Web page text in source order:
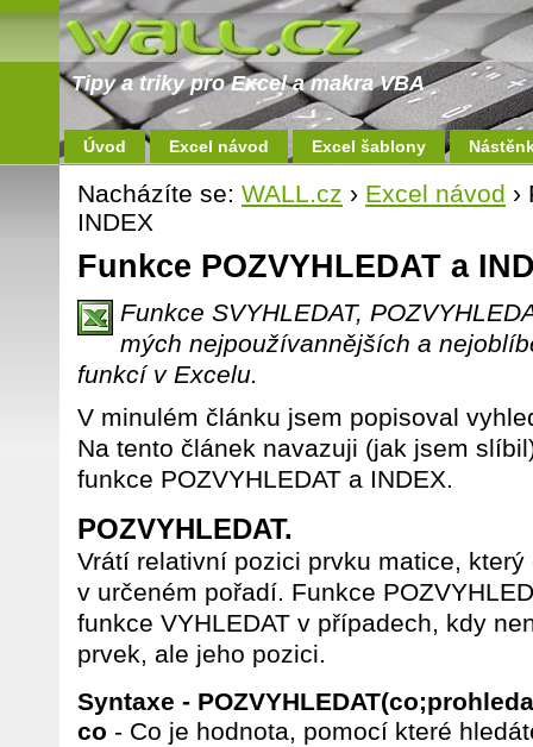
Tipy a triky pro Excel a makra VBA
Úvod Excel návod Excel šablony
Nacházíte se: WALL.cz › Excel návod ›
INDEX
Funkce POZVYHLEDAT a
Funkce SVYHLEDAT,
mých nejpoužívannějších a
funkcí v Excelu.
V minulém článku jsem popisoval
Na tento článek navazuji (jak jsem
funkce POZVYHLEDAT a INDEX.
POZVYHLEDAT.
Vrátí relativní pozici prvku matice,
v určeném pořadí. Funkce
funkce VYHLEDAT v případech, kdy
prvek, ale jeho pozici.
Syntaxe -
co - Co je hodnota, pomocí které